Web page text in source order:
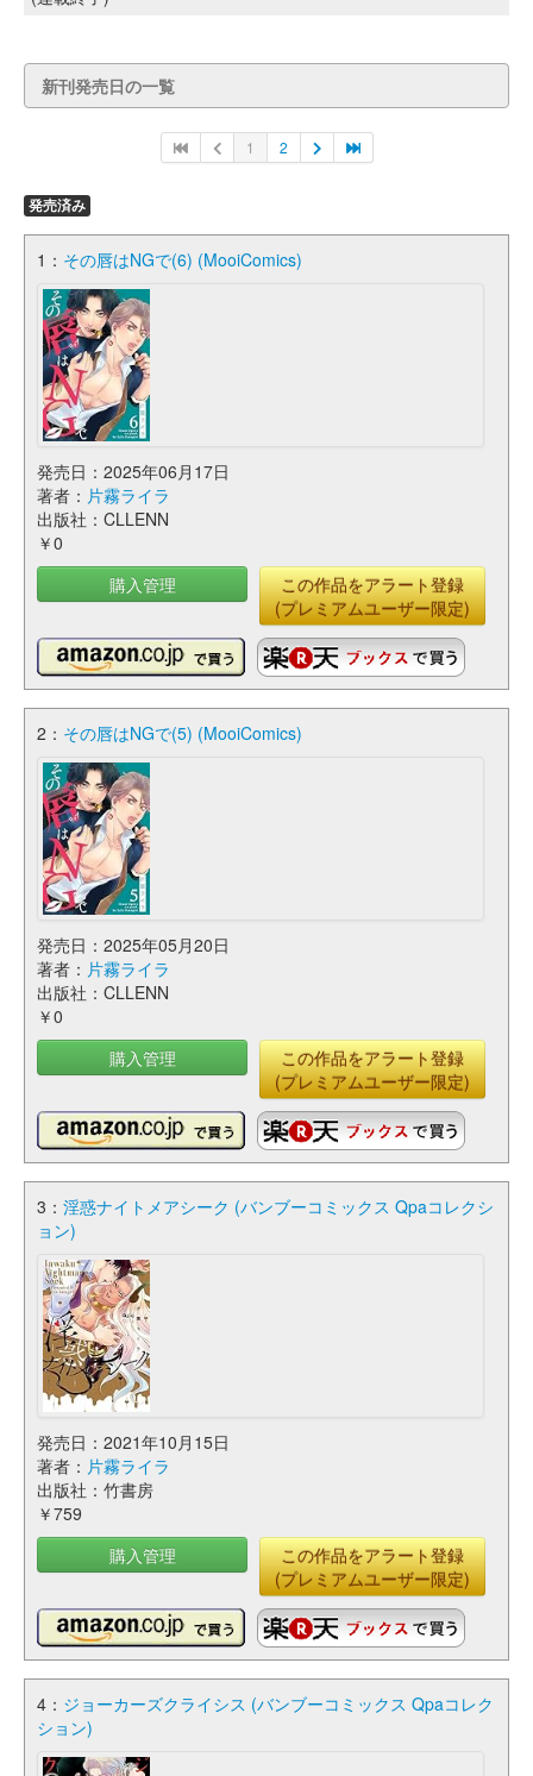
新刊発売日の一覧
1 2
発売済み
1： その唇はNGで(6) (MooiComics)
発売日：2025年06月17日
著者： 片霧ライラ
出版社：CLLENN
￥0
購入管理
この作品をアラート登録
(プレミアムユーザー限定)
2： その唇はNGで(5) (MooiComics)
発売日：2025年05月20日
著者： 片霧ライラ
出版社：CLLENN
￥0
購入管理
この作品をアラート登録
(プレミアムユーザー限定)
3： 淫惑ナイトメアシーク (バンブーコミックス Qpaコレクシ
ョン)
発売日：2021年10月15日
著者： 片霧ライラ
出版社：竹書房
￥759
購入管理
この作品をアラート登録
(プレミアムユーザー限定)
4： ジョーカーズクライシス (バンブーコミックス Qpaコレク
ション)